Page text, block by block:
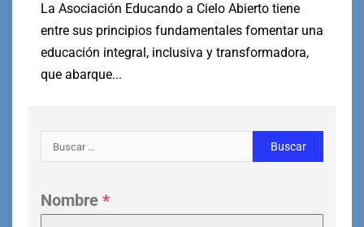
La Asociación Educando a Cielo Abierto tiene
entre sus principios fundamentales fomentar una
educación integral, inclusiva y transformadora,
que abarque...
Nombre *